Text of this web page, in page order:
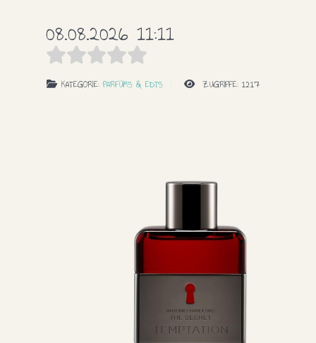
08.08.2026 11:11
KATEGORIE: PARFÜMS & EDTS ZUGRIFFE: 1217